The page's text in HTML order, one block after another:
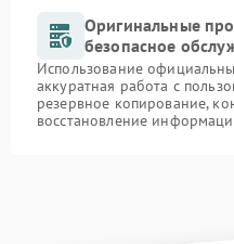
Оригинальные
безопасное
Использование
аккуратная работа с
резервное копирование,
восстановление